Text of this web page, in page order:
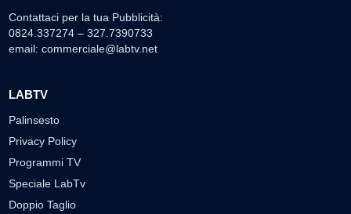
Contattaci per la tua Pubblicità:
0824.337274 – 327.7390733
email: commerciale@labtv.net
LABTV
Palinsesto
Privacy Policy
Programmi TV
Speciale LabTv
Doppio Taglio